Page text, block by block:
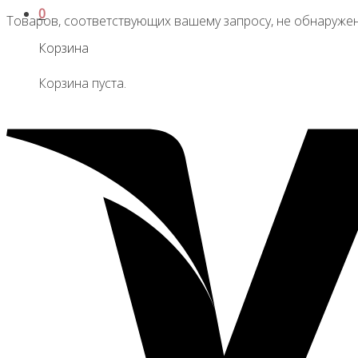
0
Корзина
Корзина пуста.
Товаров, соответствующих вашему запросу, не